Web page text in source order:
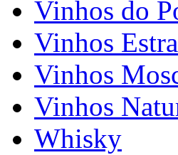
Vinhos do
Vinhos
Vinhos
Vinhos
Whisky